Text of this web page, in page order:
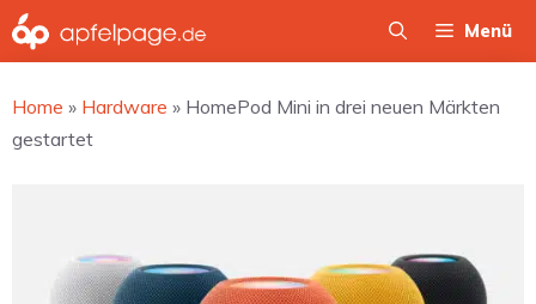
Zum
Inhalt
Menü
Home » Hardware » HomePod Mini in drei neuen Märkten
gestartet